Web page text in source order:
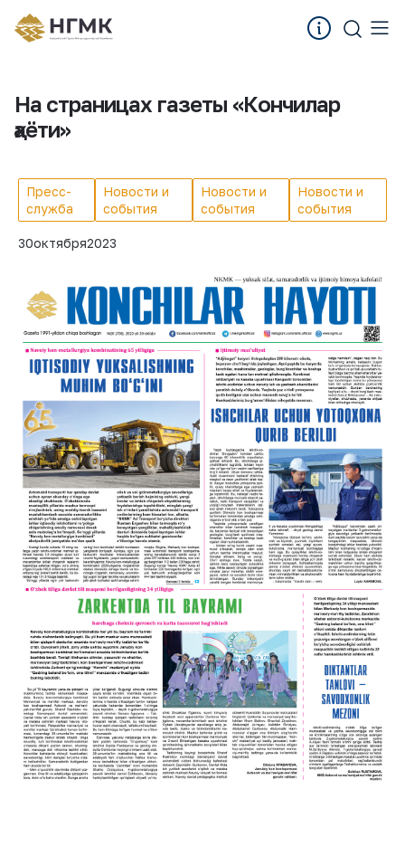
На страницах газеты «Кончилар
ҳаёти»
Пресс-
служба
Новости и
события
Новости и
события
Новости и
события
30октября2023